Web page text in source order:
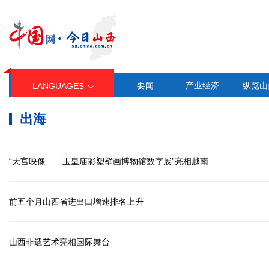
LANGUAGES 要闻 产业经济 纵览
出海
“天宫映像——玉皇庙彩塑壁画博物馆数字展”亮相越南
前五个月山西省进出口增速排名上升
山西非遗艺术亮相国际舞台